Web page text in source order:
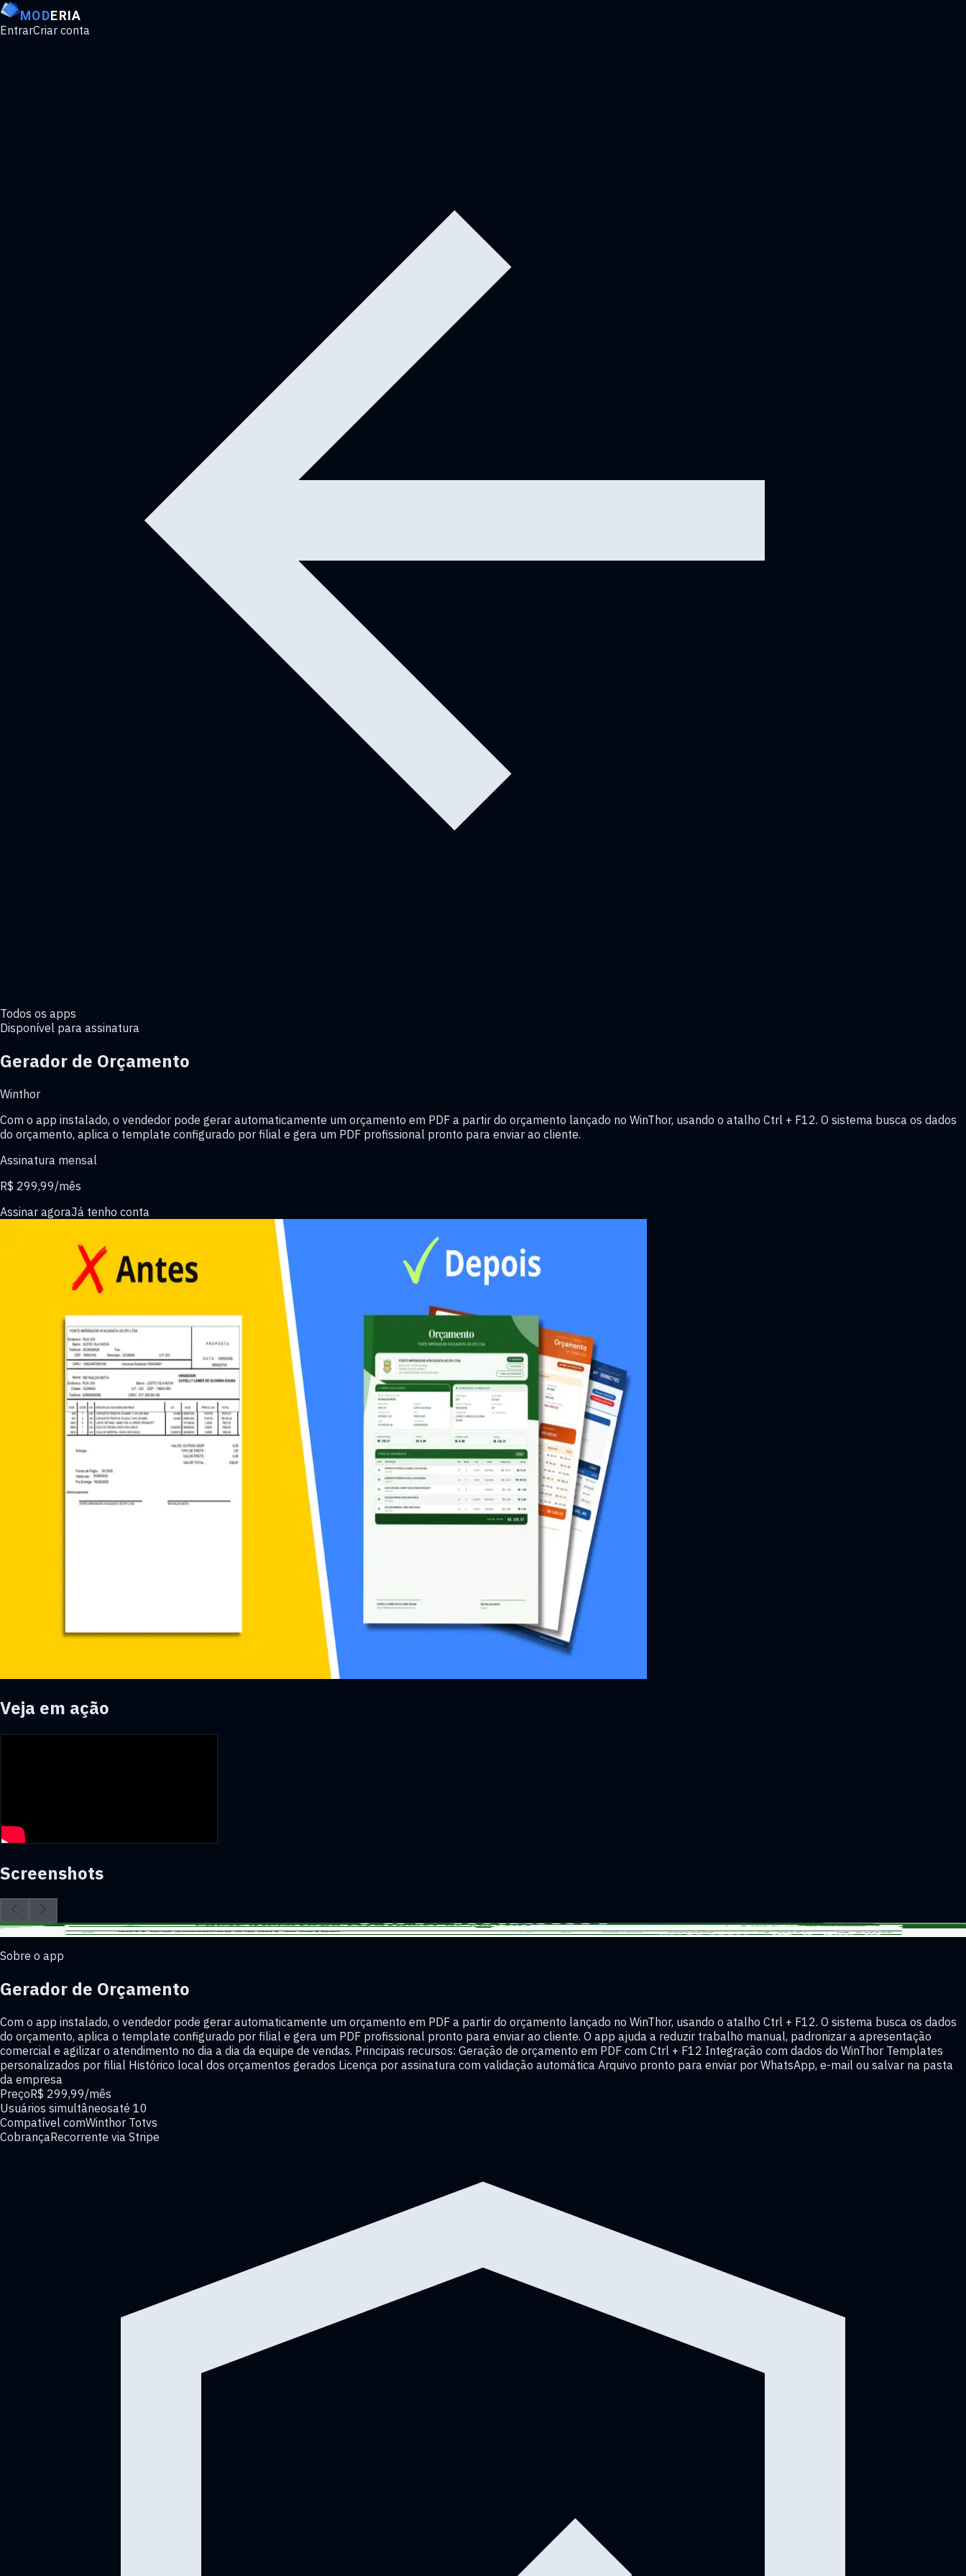
MOD ERIA
EntrarCriar conta
Todos os apps
Disponível para assinatura
Gerador de Orçamento
Winthor
Com o app instalado, o vendedor pode gerar automaticamente um orçamento em PDF a partir do orçamento lançado no WinThor, usando o atalho Ctrl + F12. O sistema busca os dados
do orçamento, aplica o template configurado por filial e gera um PDF profissional pronto para enviar ao cliente.
Assinatura mensal
R$ 299,99/mês
Assinar agoraJá tenho conta
Veja em ação
Screenshots
Sobre o app
Gerador de Orçamento
Com o app instalado, o vendedor pode gerar automaticamente um orçamento em PDF a partir do orçamento lançado no WinThor, usando o atalho Ctrl + F12. O sistema busca os dados
do orçamento, aplica o template configurado por filial e gera um PDF profissional pronto para enviar ao cliente. O app ajuda a reduzir trabalho manual, padronizar a apresentação
comercial e agilizar o atendimento no dia a dia da equipe de vendas. Principais recursos: Geração de orçamento em PDF com Ctrl + F12 Integração com dados do WinThor Templates
personalizados por filial Histórico local dos orçamentos gerados Licença por assinatura com validação automática Arquivo pronto para enviar por WhatsApp, e-mail ou salvar na pasta
da empresa
PreçoR$ 299,99/mês
Usuários simultâneosaté 10
Compatível comWinthor Totvs
CobrançaRecorrente via Stripe